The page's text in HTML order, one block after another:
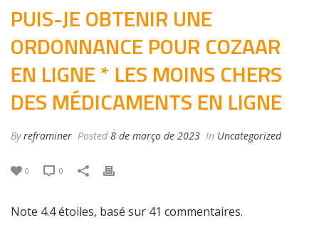
PUIS-JE OBTENIR UNE
ORDONNANCE POUR COZAAR
EN LIGNE * LES MOINS CHERS
DES MÉDICAMENTS EN LIGNE
Byreframiner Posted 8 de março de 2023 In Uncategorized
0 0
Note 4.4étoiles, basé sur 41 commentaires.